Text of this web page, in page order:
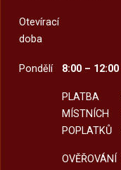
Otevírací
doba
Pondělí 8:00 – 12:00
PLATBA
MÍSTNÍCH
POPLATKŮ
OVĚŘOVÁNÍ